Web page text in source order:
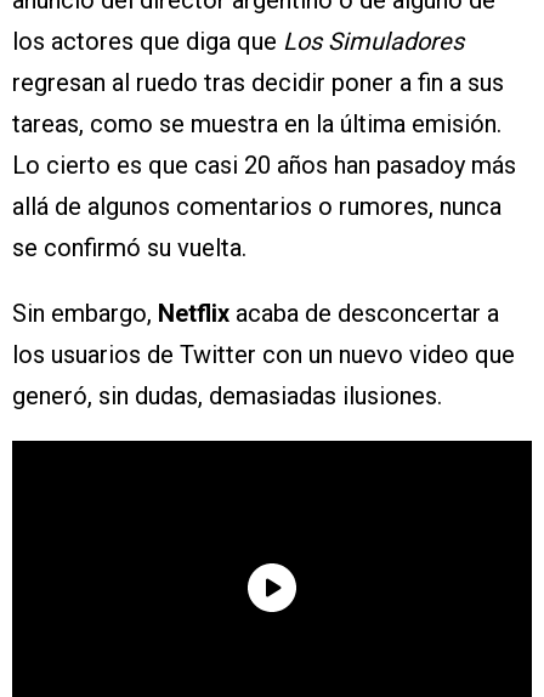
los actores que diga que Los Simuladores
regresan al ruedo tras decidir poner a fin a sus
tareas, como se muestra en la última emisión.
Lo cierto es que casi 20 años han pasadoy más
allá de algunos comentarios o rumores, nunca
se confirmó su vuelta.
Sin embargo, Netflix acaba de desconcertar a
los usuarios de Twitter con un nuevo video que
generó, sin dudas, demasiadas ilusiones.